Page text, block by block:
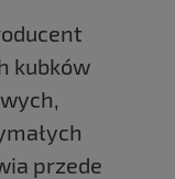
kubków
przede